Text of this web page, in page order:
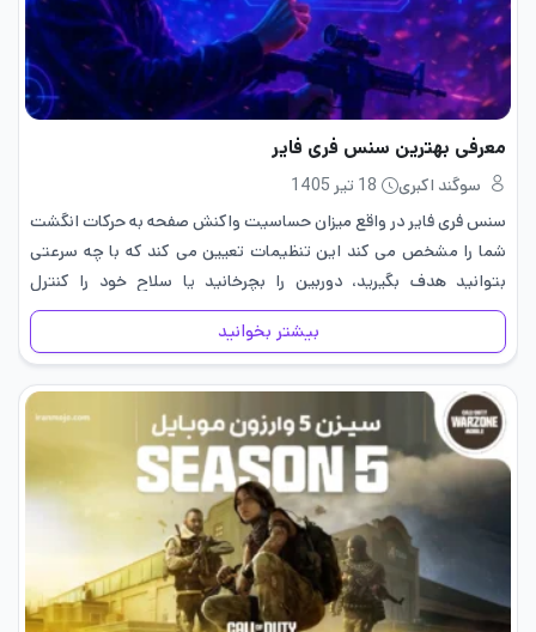
معرفی بهترین سنس فری فایر
سوگند اکبری
18 تیر 1405
سنس فری فایر در واقع میزان حساسیت واکنش صفحه به حرکات انگشت
شما را مشخص می کند این تنظیمات تعیین می کند که با چه سرعتی
بتوانید هدف بگیرید، دوربین را بچرخانید یا سلاح خود را کنترل
کنید.انتخاب بهترین سنس…
بیشتر بخوانید